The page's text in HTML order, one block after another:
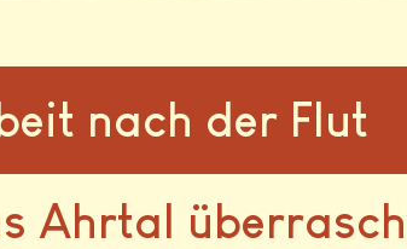
nach der Flut
Ahrtal